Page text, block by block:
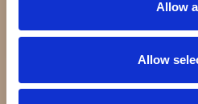
Allow
Allow
Udforsk